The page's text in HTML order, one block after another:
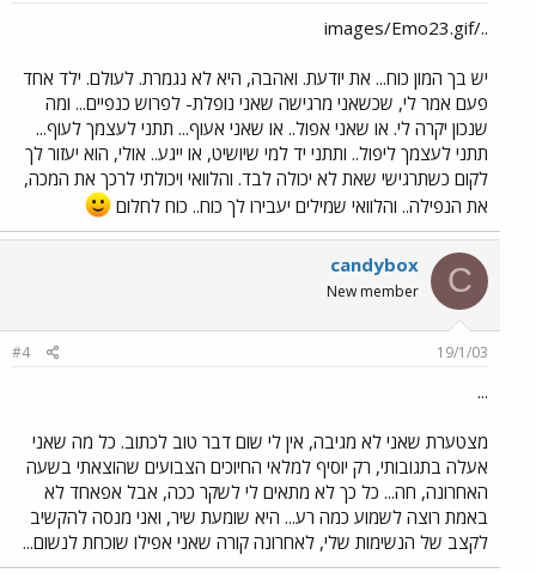
../images/Emo23.gif
יש בך המון כוח... את יודעת. ואהבה, היא לא נגמרת. לעולם. ילד אחד
פעם אמר לי, שכשאני מרגישה שאני נופלת- לפרוש כנפיים... ומה
שנכון יקרה לי. או שאני אפול.. או שאני אעוף... תתני לעצמך לעוף...
תתני לעצמך ליפול.. ותתני יד למי שיושיט, או ייגע.. אולי, הוא יעזור לך
לקום כשתרגישי שאת לא יכולה לבד. והלוואי ויכולתי לרכך את המכה,
את הנפילה.. והלוואי שמילים יעבירו לך כוח.. כוח לחלום
C
candybox
New member
19/1/03
#4
...
מצטערת שאני לא מגיבה, אין לי שום דבר טוב לכתוב. כל מה שאני
אעלה בתגובותי, רק יוסיף למלאי החיוכים הצבועים שהוצאתי בשעה
האחרונה, חה... כל כך לא מתאים לי לשקר ככה, אבל אפאחד לא
באמת רוצה לשמוע כמה רע... היא שומעת שיר, ואני מנסה להקשיב
לקצב של הנשימות שלי, לאחרונה קורה שאני אפילו שוכחת לנשום...